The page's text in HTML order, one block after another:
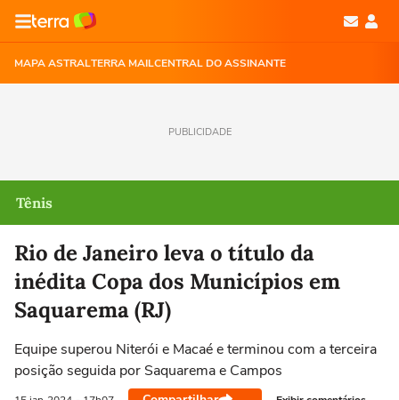
MAPA ASTRALTERRA MAILCENTRAL DO ASSINANTE
PUBLICIDADE
Tênis
Rio de Janeiro leva o título da
inédita Copa dos Municípios em
Saquarema (RJ)
Equipe superou Niterói e Macaé e terminou com a terceira
posição seguida por Saquarema e Campos